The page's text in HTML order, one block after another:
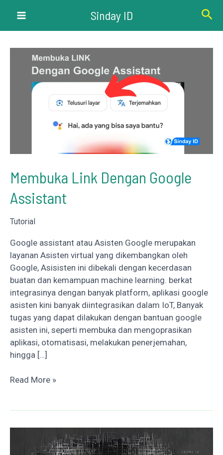
konten
Menu
Sinday ID Cari
Membuka Link Dengan Google
Assistant
Tutorial
Google assistant atau Asisten Google merupakan
layanan Asisten virtual yang dikembangkan oleh
Google, Asisisten ini dibekali dengan kecerdasan
buatan dan kemampuan machine learning. berkat
integrasinya dengan banyak platform, aplikasi google
asisten kini banyak diintegrasikan dalam IoT, Banyak
tugas yang dapat dilakukan dengan bantuan google
asisten ini, seperti membuka dan mengoprasikan
aplikasi, otomatisasi, melakukan penerjemahan,
hingga […]
Membuka
Assistant
Read More »